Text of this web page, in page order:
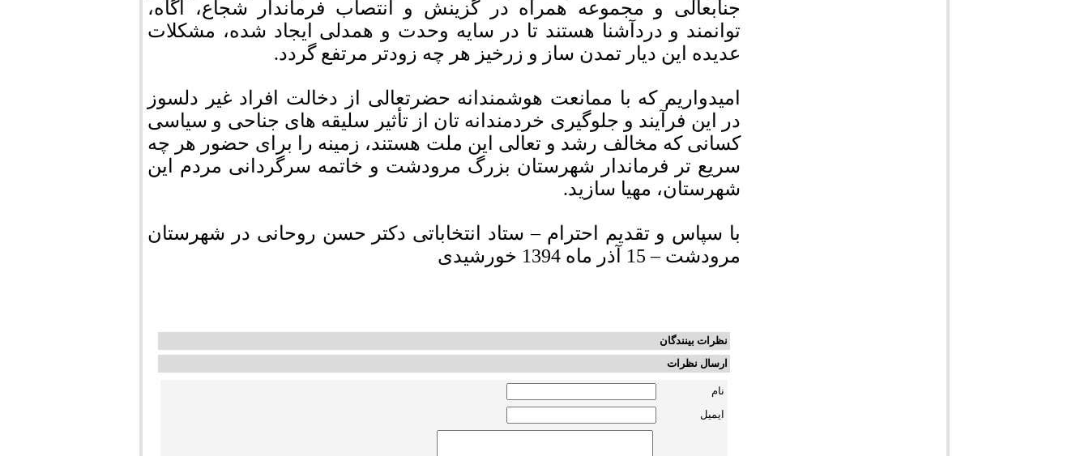
جنابعالی و مجموعه همراه در گزینش و انتصاب فرماندار شجاع، آگاه،
توانمند و دردآشنا هستند تا در سایه وحدت و همدلی ایجاد شده، مشکلات
عدیده این دیار تمدن ساز و زرخیز هر چه زودتر مرتفع گردد.
امیدواریم که با ممانعت هوشمندانه حضرتعالی از دخالت افراد غیر دلسوز
در این فرآیند و جلوگیری خردمندانه تان از تأثیر سلیقه های جناحی و سیاسی
کسانی که مخالف رشد و تعالی این ملت هستند، زمینه را برای حضور هر چه
سریع تر فرماندار شهرستان بزرگ مرودشت و خاتمه سرگردانی مردم این
شهرستان، مهیا سازید.
با سپاس و تقدیم احترام – ستاد انتخاباتی دکتر حسن روحانی در شهرستان
مرودشت – 15 آذر ماه 1394 خورشیدی
نظرات بینندگان
ارسال نظرات
نام
ایمیل